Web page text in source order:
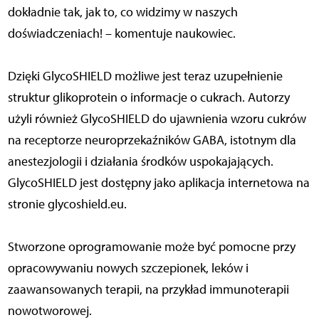
dokładnie tak, jak to, co widzimy w naszych
doświadczeniach! – komentuje naukowiec.
Dzięki GlycoSHIELD możliwe jest teraz uzupełnienie
struktur glikoprotein o informacje o cukrach. Autorzy
użyli również GlycoSHIELD do ujawnienia wzoru cukrów
na receptorze neuroprzekaźników GABA, istotnym dla
anestezjologii i działania środków uspokajających.
GlycoSHIELD jest dostępny jako aplikacja internetowa na
stronie glycoshield.eu.
Stworzone oprogramowanie może być pomocne przy
opracowywaniu nowych szczepionek, leków i
zaawansowanych terapii, na przykład immunoterapii
nowotworowej.